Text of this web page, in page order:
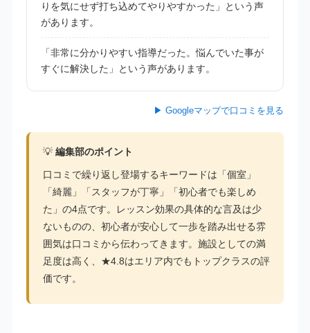
りを気にせず打ち込めてやりやすかった」という声
があります。
「非常に分かりやすい指導だった。悩んでいた事が
すぐに解決した」という声があります。
▶ Googleマップで口コミを見る
💡 編集部のポイント
口コミで繰り返し登場するキーワードは「個室」
「綺麗」「スタッフが丁寧」「初心者でも楽しめ
た」の4点です。レッスン効果の具体的な言及は少
ないものの、初心者が安心して一歩を踏み出せる雰
囲気は口コミから伝わってきます。施設としての満
足度は高く、★4.8はエリア内でもトップクラスの評
価です。